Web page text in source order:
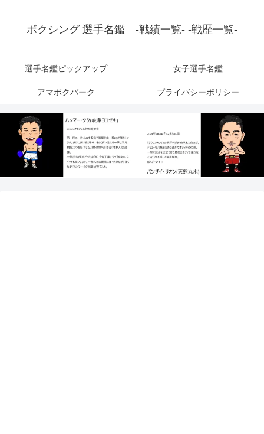
ボクシング 選手名鑑 -戦績一覧- -戦歴一覧-
選手名鑑ピックアップ 女子選手名鑑
アマボクパーク プライバシーポリシー